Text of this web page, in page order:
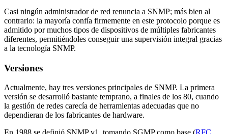
Casi ningún administrador de red renuncia a SNMP; más bien al
contrario: la mayoría confía firmemente en este protocolo porque es
admitido por muchos tipos de dispositivos de múltiples fabricantes
diferentes, permitiéndoles conseguir una supervisión integral gracias
a la tecnología SNMP.
Versiones
Actualmente, hay tres versiones principales de SNMP. La primera
versión se desarrolló bastante temprano, a finales de los 80, cuando
la gestión de redes carecía de herramientas adecuadas que no
dependieran de los fabricantes de hardware.